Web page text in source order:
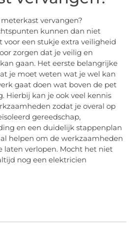
vervangen?
kunnen dan niet
een stukje extra veiligheid
zorgen dat je veilig en
gaan. Het eerste belangrijke
je moet weten wat je wel kan
gaat doen wat boven de pet
Hierbij kan je ook veel kennis
zodat je overal op
gereedschap,
en een duidelijk stappenplan
helpen om de werkzaamheden
laten verlopen. Mocht het niet
nog een elektricien